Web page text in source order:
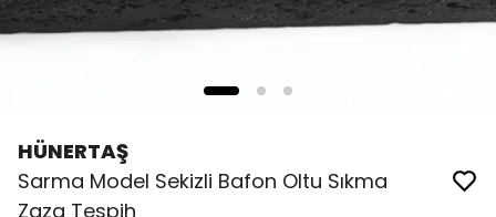
HÜNERTAŞ
Sarma Model Sekizli Bafon Oltu Sıkma
Zaza Tespih